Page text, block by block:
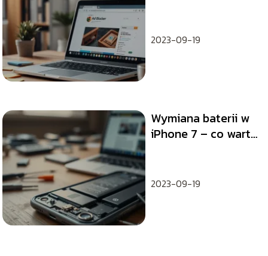
2023-09-19
Wymiana baterii w
iPhone 7 – co warto
2023-09-19